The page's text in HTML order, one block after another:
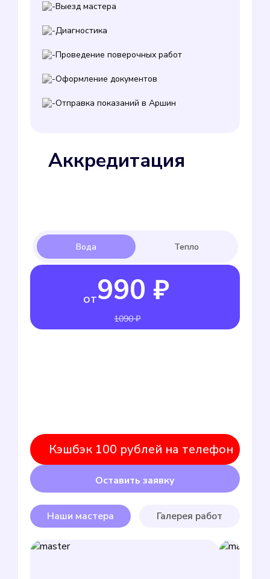
Выезд мастера
Диагностика
Проведение поверочных работ
Оформление документов
Отправка показаний в Аршин
Аккредитация
от990 ₽
1090 ₽
Кэшбэк 100 рублей на телефон
Оставить заявку
Наши мастера Галерея работ